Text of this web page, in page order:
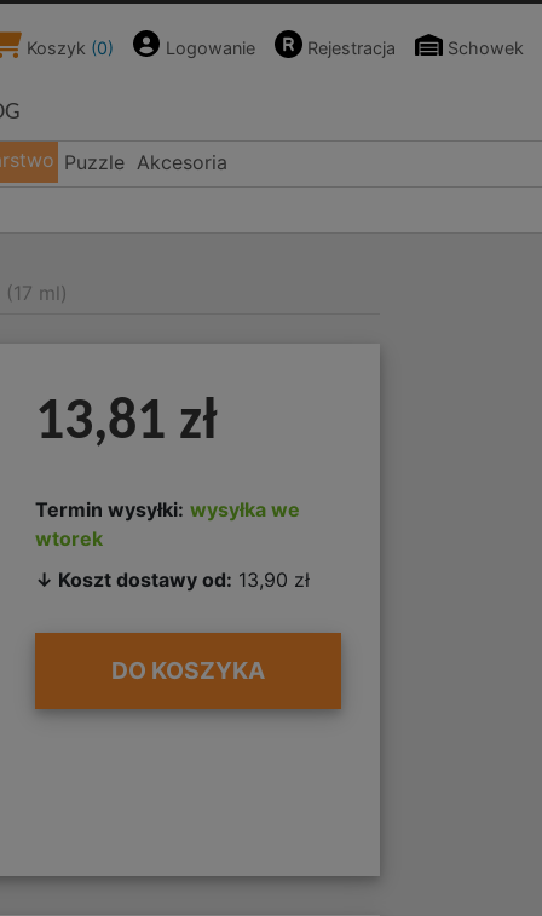
Koszyk (0) Logowanie Rejestracja Schowek
Puzzle Akcesoria
ml)
13,81 zł
Termin wysyłki: wysyłka we
wtorek
↓ Koszt dostawy od: 13,90 zł
DO KOSZYKA